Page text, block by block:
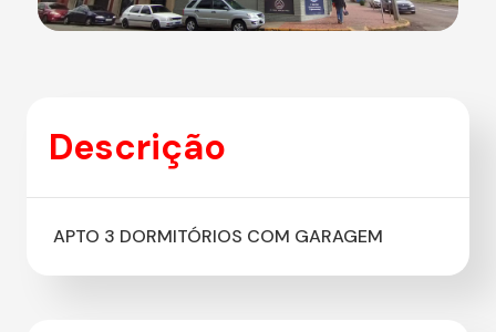
Descrição
APTO 3 DORMITÓRIOS COM GARAGEM